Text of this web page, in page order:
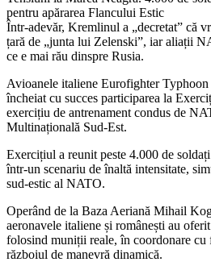
pentru apărarea Flancului Estic
Într-adevăr, Kremlinul a „decretat” că
țară de „junta lui Zelenski”, iar aliații
ce e mai rău dinspre Rusia.
Avioanele italiene Eurofighter Typhoon
încheiat cu succes participarea la
exercițiu de antrenament condus de
Multinațională Sud-Est.
Exercițiul a reunit peste 4.000 de
într-un scenariu de înaltă intensitate,
sud-estic al NATO.
Operând de la Baza Aeriană Mihail
aeronavele italiene și românești au
folosind muniții reale, în coordonare cu
războiul de manevră dinamică.